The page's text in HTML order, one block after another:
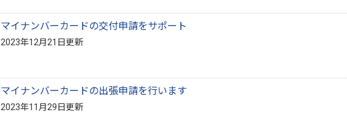
マイナンバーカードの交付申請をサポート
2023年12月21日更新
マイナンバーカードの出張申請を行います
2023年11月29日更新